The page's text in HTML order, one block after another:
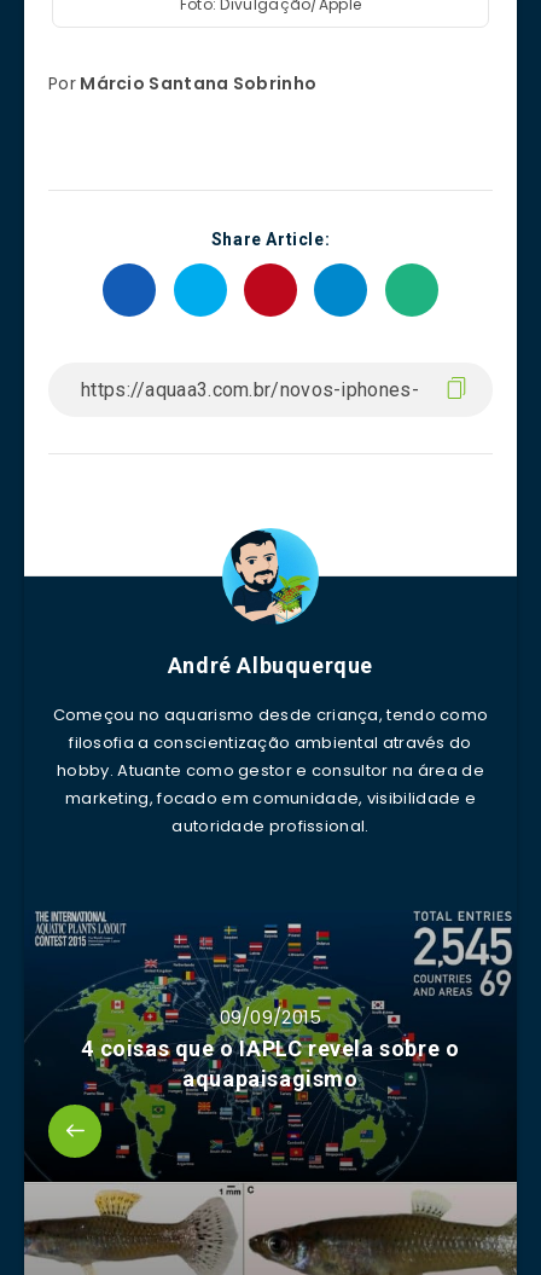
Foto: Divulgação/Apple
PorMárcio Santana Sobrinho
Share Article:
André Albuquerque
Começou no aquarismo desde criança, tendo como
filosofia a conscientização ambiental através do
hobby. Atuante como gestor e consultor na área de
marketing, focado em comunidade, visibilidade e
autoridade profissional.
09/09/2015
4 coisas que o IAPLC revela sobre o
aquapaisagismo